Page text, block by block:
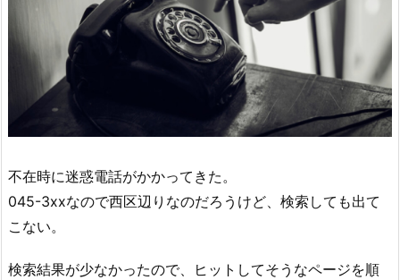
不在時に迷惑電話がかかってきた。
045-3xxなので西区辺りなのだろうけど、検索しても出て
こない。
検索結果が少なかったので、ヒットしてそうなページを順